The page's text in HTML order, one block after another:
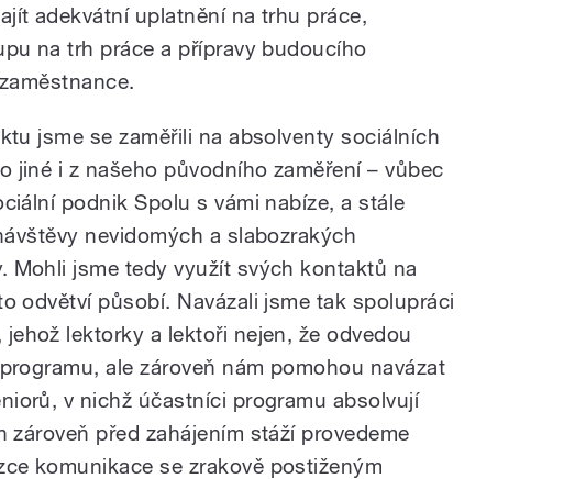
adekvátní uplatnění na trhu práce,
na trh práce a přípravy budoucího
jsme se zaměřili na absolventy sociálních
jiné i z našeho původního zaměření – vůbec
podnik Spolu s vámi nabíze, a stále
nevidomých a slabozrakých
Mohli jsme tedy využít svých kontaktů na
odvětví působí. Navázali jsme tak spolupráci
lektorky a lektoři nejen, že odvedou
ale zároveň nám pomohou navázat
v nichž účastníci programu absolvují
zároveň před zahájením stáží provedeme
komunikace se zrakově postiženým